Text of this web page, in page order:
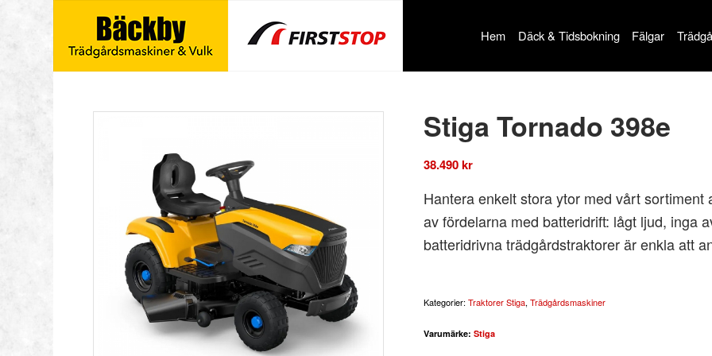
Hem Däck & Tidsbokning Fälgar
Stiga Tornado 398e
38.490kr
Hantera enkelt stora ytor med vårt
av fördelarna med batteridrift: lågt ljud, inga
batteridrivna trädgårdstraktorer är enkla att
Kategorier:Traktorer Stiga,Trädgårdsmaskiner
Varumärke:Stiga